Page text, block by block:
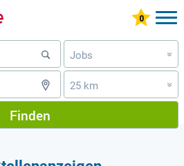
Jobs »
25 km »
Finden